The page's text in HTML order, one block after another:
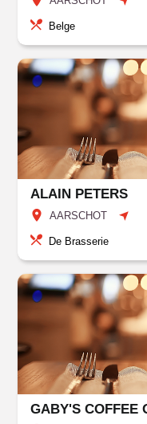
Belge
ALAIN PETERS
AARSCHOT
De Brasserie
GABY'S COFFEE